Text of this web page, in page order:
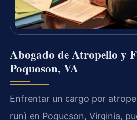
Abogado de Atropello y
Poquoson, VA
Enfrentar un cargo por
run) en Poquoson, Virginia,